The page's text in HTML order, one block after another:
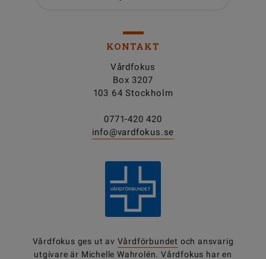
KONTAKT
Vårdfokus
Box 3207
103 64 Stockholm
0771-420 420
info@vardfokus.se
Vårdfokus ges ut av Vårdförbundet och ansvarig
utgivare är Michelle Wahrolén. Vårdfokus har en